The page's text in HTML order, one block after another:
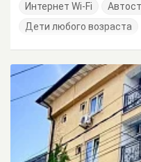
Интернет Wi-Fi
Дети любого возраста